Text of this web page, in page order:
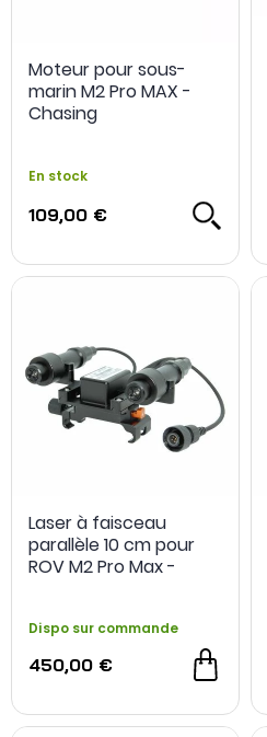
Moteur pour sous-
marin M2 Pro MAX -
Chasing
En stock
109,00 €
Laser à faisceau
parallèle 10 cm pour
ROV M2 Pro Max -
Dispo sur commande
450,00 €